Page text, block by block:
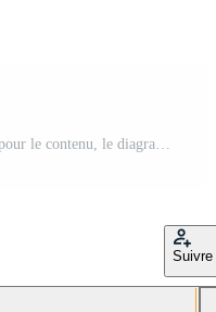
éléments infographiques en 4 étapes pour le contenu, le diagramme, l'organigramme, les étapes, les pièces, la chronologie, le flux de travail, le graphique. Vecteur Gratuit et SVG Gratuit
Suivre